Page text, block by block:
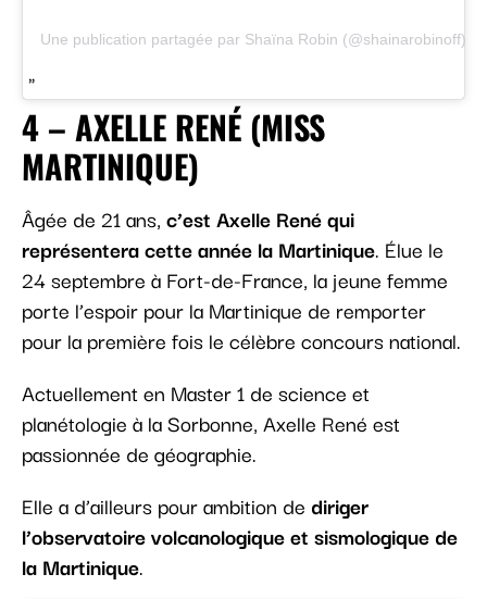
Une publication partagée par Shaïna Robin (@shainarobinoff)
4 – AXELLE RENÉ (MISS
MARTINIQUE)
Âgée de 21 ans, c’est Axelle René qui
représentera cette année la Martinique. Élue le
24 septembre à Fort-de-France, la jeune femme
porte l’espoir pour la Martinique de remporter
pour la première fois le célèbre concours national.
Actuellement en Master 1 de science et
planétologie à la Sorbonne, Axelle René est
passionnée de géographie.
Elle a d’ailleurs pour ambition de diriger
l’observatoire volcanologique et sismologique de
la Martinique.